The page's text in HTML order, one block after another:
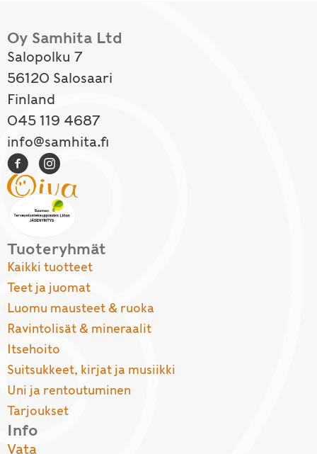
Oy Samhita Ltd
Salopolku 7
56120 Salosaari
Finland
045 119 4687
info@samhita.fi
Tuoteryhmät
Kaikki tuotteet
Teet ja juomat
Luomu mausteet & ruoka
Ravintolisät & mineraalit
Itsehoito
Suitsukkeet, kirjat ja musiikki
Uni ja rentoutuminen
Tarjoukset
Info
Vata